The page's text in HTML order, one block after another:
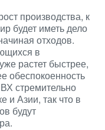
производства, к
будет иметь дело
отходов.
в
растет быстрее,
обеспокоенность
стремительно
и Азии, так что в
будут